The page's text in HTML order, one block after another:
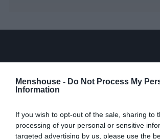
Menshouse - Do Not Process My
Information
If you wish to opt-out of the sale, sharing to
processing of your personal or sensitive
targeted advertising by us, please use the